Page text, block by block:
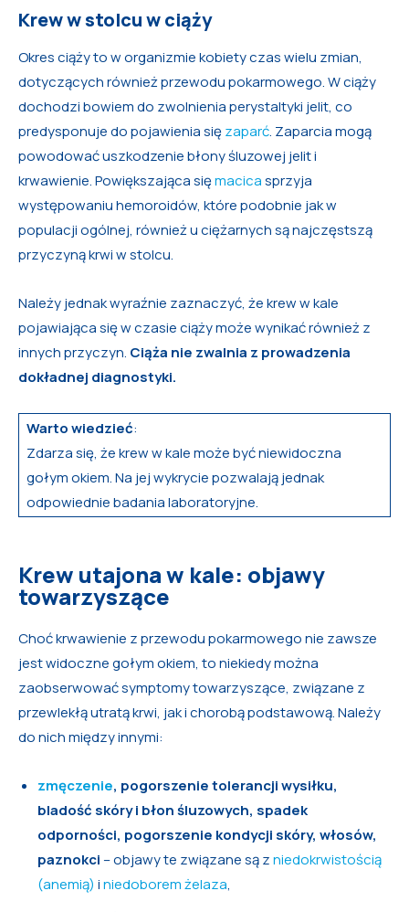
Krew w stolcu w ciąży
Okres ciąży to w organizmie kobiety czas wielu zmian,
dotyczących również przewodu pokarmowego. W ciąży
dochodzi bowiem do zwolnienia perystaltyki jelit, co
predysponuje do pojawienia sięzaparć. Zaparcia mogą
powodować uszkodzenie błony śluzowej jelit i
krwawienie. Powiększająca sięmacicasprzyja
występowaniu hemoroidów, które podobnie jak w
populacji ogólnej, również u ciężarnych są najczęstszą
przyczyną krwi w stolcu.
Należy jednak wyraźnie zaznaczyć, że krew w kale
pojawiająca się w czasie ciąży może wynikać również z
innych przyczyn. Ciąża nie zwalnia z prowadzenia
dokładnej diagnostyki.
Warto wiedzieć:
Zdarza się, że krew w kale może być niewidoczna
gołym okiem. Na jej wykrycie pozwalają jednak
odpowiednie badania laboratoryjne.
Krew utajona w kale: objawy
towarzyszące
Choć krwawienie z przewodu pokarmowego nie zawsze
jest widoczne gołym okiem, to niekiedy można
zaobserwować symptomy towarzyszące, związane z
przewlekłą utratą krwi, jak i chorobą podstawową. Należy
do nich między innymi:
zmęczenie, pogorszenie tolerancji wysiłku,
bladość skóry i błon śluzowych, spadek
odporności, pogorszenie kondycji skóry, włosów,
paznokci – objawy te związane są zniedokrwistością
(anemią) iniedoborem żelaza,